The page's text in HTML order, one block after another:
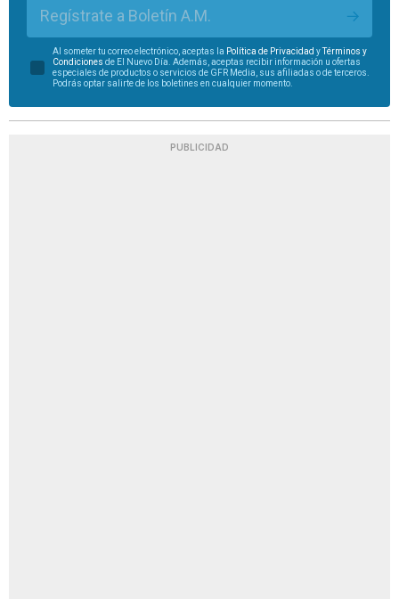
Regístrate a Boletín A.M.
Al someter tu correo electrónico, aceptas la Política de Privacidad yTérminos y
Condiciones de El Nuevo Día. Además, aceptas recibir información u ofertas
especiales de productos o servicios de GFR Media, sus afiliadas o de terceros.
Podrás optar salirte de los boletines en cualquier momento.
PUBLICIDAD